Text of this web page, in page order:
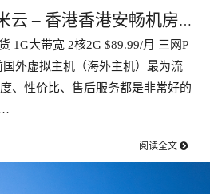
云 – 香港香港安畅机房
最低22.95月
1G大带宽 2核2G $89.99/月 三网P
外虚拟主机（海外主机）最为流
、性价比、售后服务都是非常好的
阅读全文